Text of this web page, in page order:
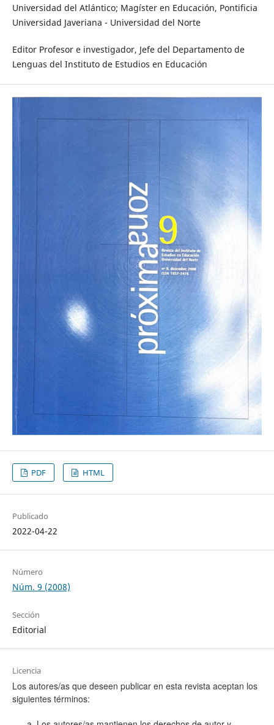
Universidad del Atlántico; Magíster en Educación, Pontificia
Universidad Javeriana - Universidad del Norte
Editor Profesor e investigador, Jefe del Departamento de
Lenguas del Instituto de Estudios en Educación
PDF HTML
Publicado
2022-04-22
Número
Núm. 9 (2008)
Sección
Editorial
Licencia
Los autores/as que deseen publicar en esta revista aceptan los
siguientes términos: